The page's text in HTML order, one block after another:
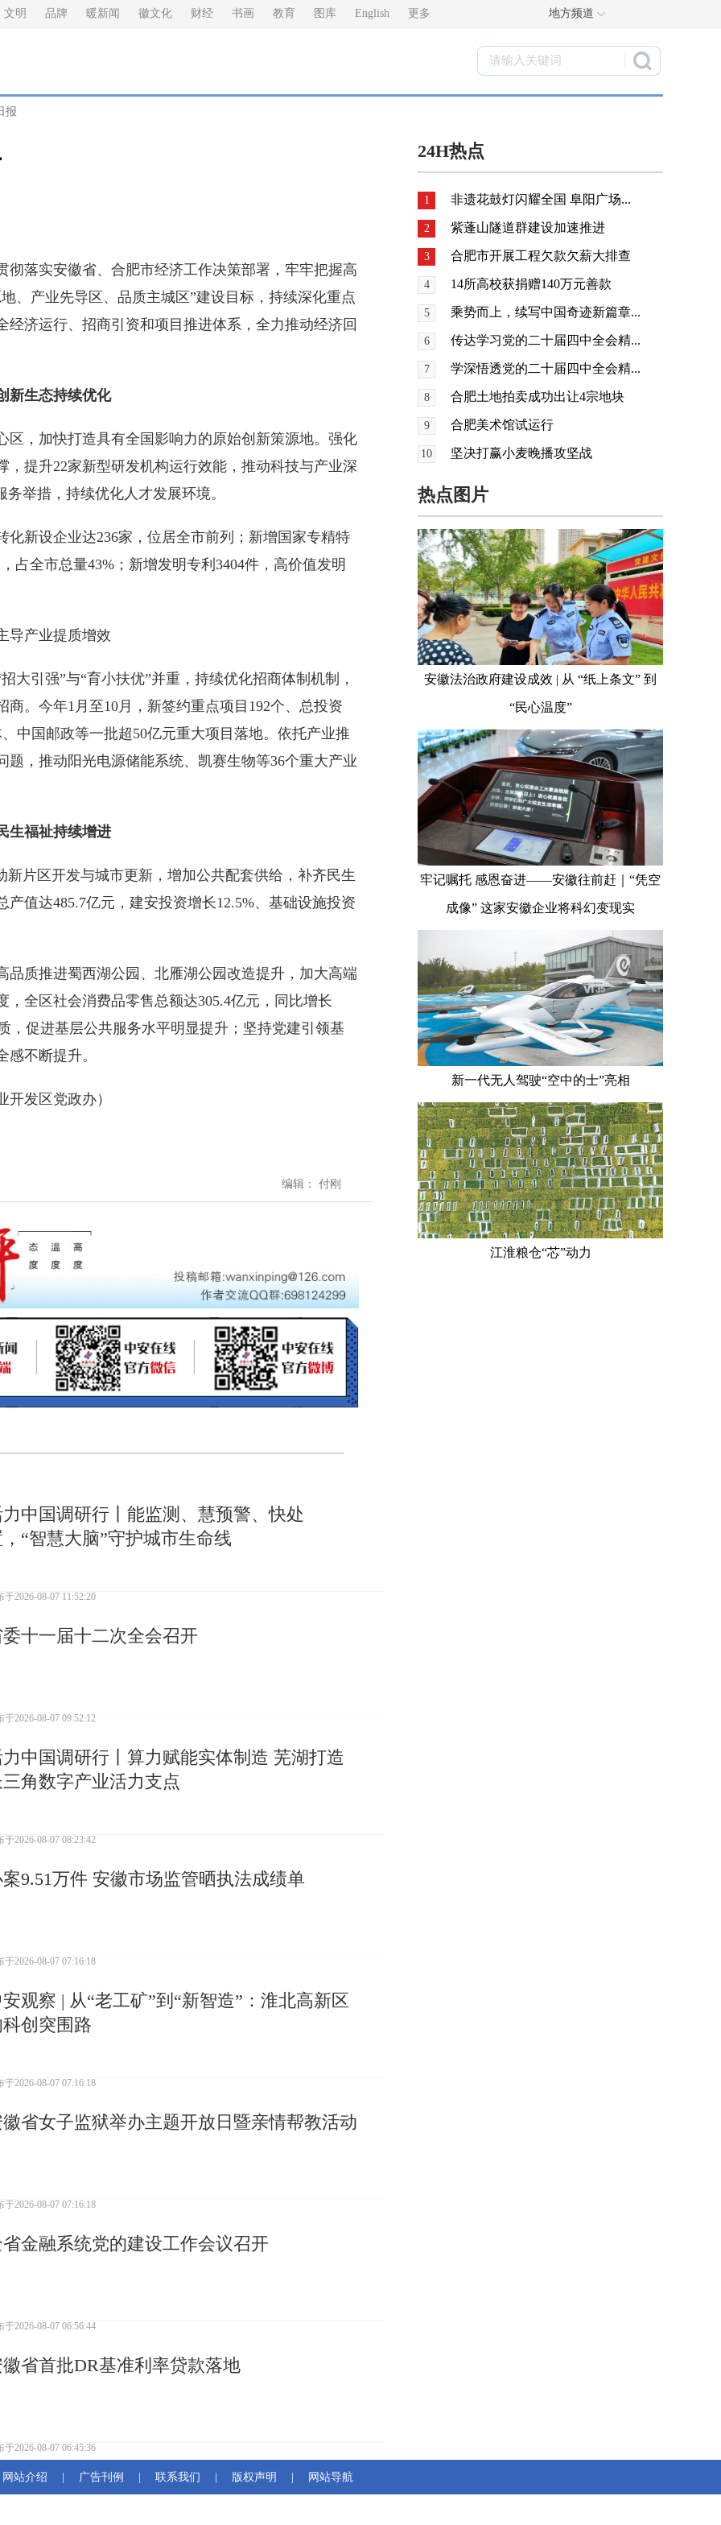
文明 品牌 暖新闻 徽文化 财经 书画 教育 图库 English 更多 地方频道
报
落实安徽省、合肥市经济工作决策部署，牢牢把握高
、产业先导区、品质主城区”建设目标，持续深化重点
经济运行、招商引资和项目推进体系，全力推动经济回
生态持续优化
加快打造具有全国影响力的原始创新策源地。强化
，提升22家新型研发机构运行效能，推动科技与产业深
举措，持续优化人才发展环境。
设企业达236家，位居全市前列；新增国家专精特
占全市总量43%；新增发明专利3404件，高价值发明
产业提质增效
引强”与“育小扶优”并重，持续优化招商体制机制，
。今年1月至10月，新签约重点项目192个、总投资
中国邮政等一批超50亿元重大项目落地。依托产业推
题，推动阳光电源储能系统、凯赛生物等36个重大产业
福祉持续增进
区开发与城市更新，增加公共配套供给，补齐民生
值达485.7亿元，建安投资增长12.5%、基础设施投资
推进蜀西湖公园、北雁湖公园改造提升，加大高端
全区社会消费品零售总额达305.4亿元，同比增长
，促进基层公共服务水平明显提升；坚持党建引领基
不断提升。
发区党政办）
编辑： 付刚
中国调研行丨能监测、慧预警、快处
“智慧大脑”守护城市生命线
于2026-08-07 11:52:20
十一届十二次全会召开
于2026-08-07 09:52:12
中国调研行丨算力赋能实体制造 芜湖打造
角数字产业活力支点
于2026-08-07 08:23:42
9.51万件 安徽市场监管晒执法成绩单
于2026-08-07 07:16:18
观察 | 从“老工矿”到“新智造”：淮北高新区
创突围路
于2026-08-07 07:16:18
省女子监狱举办主题开放日暨亲情帮教活动
于2026-08-07 07:16:18
金融系统党的建设工作会议召开
于2026-08-07 06:56:44
省首批DR基准利率贷款落地
于2026-08-07 06:45:36
24H热点
1 非遗花鼓灯闪耀全国 阜阳广场...
2 紫蓬山隧道群建设加速推进
3 合肥市开展工程欠款欠薪大排查
4 14所高校获捐赠140万元善款
5 乘势而上，续写中国奇迹新篇章...
6 传达学习党的二十届四中全会精...
7 学深悟透党的二十届四中全会精...
8 合肥土地拍卖成功出让4宗地块
9 合肥美术馆试运行
10 坚决打赢小麦晚播攻坚战
热点图片
安徽法治政府建设成效 | 从 “纸上条文” 到
“民心温度”
牢记嘱托 感恩奋进——安徽往前赶｜“凭空
成像” 这家安徽企业将科幻变现实
新一代无人驾驶“空中的士”亮相
江淮粮仓“芯”动力
网站介绍 广告刊例 联系我们 版权声明 网站导航